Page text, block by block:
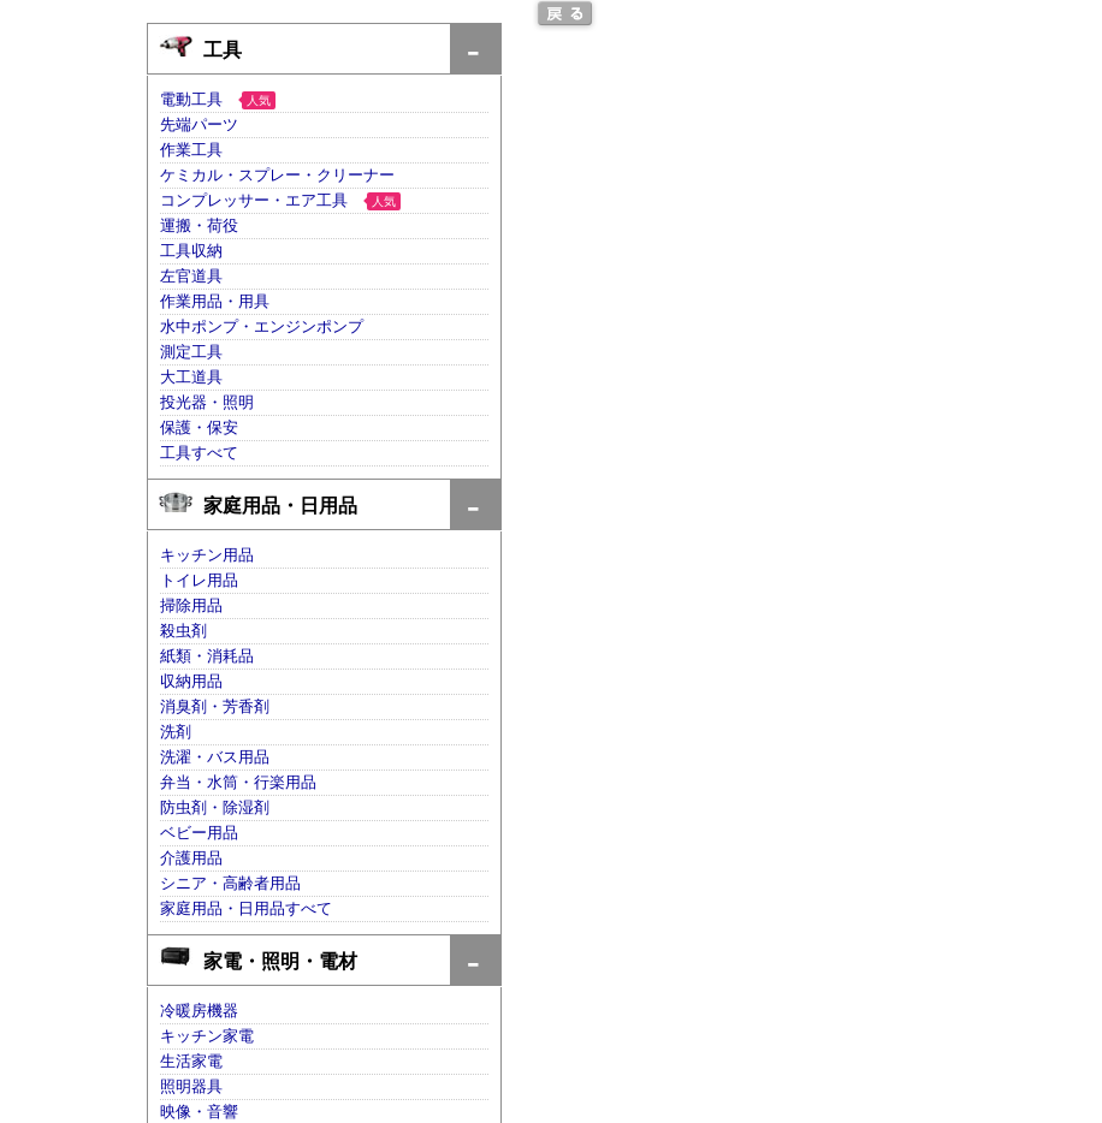
工具
電動工具 人気
先端パーツ
作業工具
ケミカル・スプレー・クリーナー
コンプレッサー・エア工具
人気
運搬・荷役
工具収納
左官道具
作業用品・用具
水中ポンプ・エンジンポンプ
測定工具
大工道具
投光器・照明
保護・保安
工具すべて
家庭用品・日用品
キッチン用品
トイレ用品
掃除用品
殺虫剤
紙類・消耗品
収納用品
消臭剤・芳香剤
洗剤
洗濯・バス用品
弁当・水筒・行楽用品
防虫剤・除湿剤
ベビー用品
介護用品
シニア・高齢者用品
家庭用品・日用品すべて
家電・照明・電材
冷暖房機器
キッチン家電
生活家電
照明器具
映像・音響